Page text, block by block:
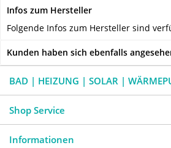
Infos zum Hersteller
Folgende Infos zum Hersteller sind
Kunden haben sich ebenfalls
BAD | HEIZUNG | SOLAR |
Shop Service
Informationen